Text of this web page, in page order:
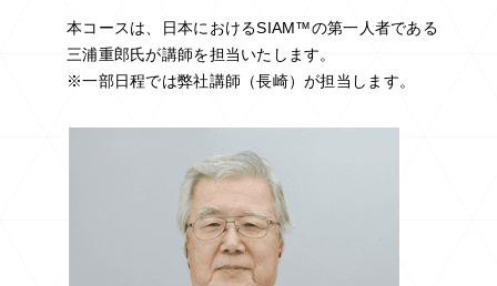
本コースは、日本におけるSIAM™の第一人者である
三浦重郎氏が講師を担当いたします。
※一部日程では弊社講師（長崎）が担当します。